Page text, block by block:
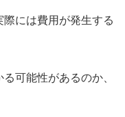
際には費用が発生する
可能性があるのか、